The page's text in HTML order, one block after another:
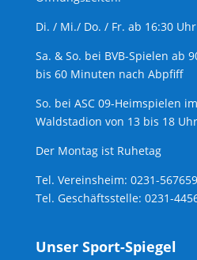
Di. / Mi./ Do. / Fr. ab 16:30 Uhr
Sa. & So. bei BVB-Spielen ab
bis 60 Minuten nach Abpfiff
So. bei ASC 09-Heimspielen
Waldstadion von 13 bis 18 Uhr
Der Montag ist Ruhetag
Tel. Vereinsheim: 0231-
Tel. Geschäftsstelle: 0231-
Unser Sport-Spiegel